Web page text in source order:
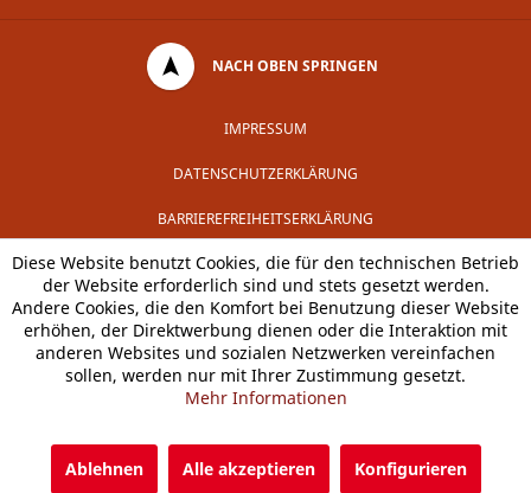
NACH OBEN SPRINGEN
IMPRESSUM
DATENSCHUTZERKLÄRUNG
BARRIEREFREIHEITSERKLÄRUNG
Diese Website benutzt Cookies, die für den technischen Betrieb
der Website erforderlich sind und stets gesetzt werden.
Andere Cookies, die den Komfort bei Benutzung dieser Website
erhöhen, der Direktwerbung dienen oder die Interaktion mit
anderen Websites und sozialen Netzwerken vereinfachen
sollen, werden nur mit Ihrer Zustimmung gesetzt.
Mehr Informationen
Ablehnen Alle akzeptieren Konfigurieren